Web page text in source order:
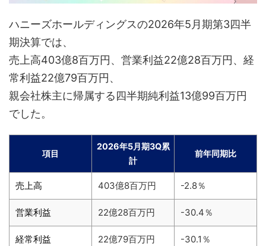
ハニーズホールディングスの2026年5月期第3四半
期決算では、
売上高403億8百万円、営業利益22億28百万円、経
常利益22億79百万円、
親会社株主に帰属する四半期純利益13億99百万円
でした。
項目
2026年5月期3Q累
計
前年同期比
売上高 403億8百万円 -2.8％
営業利益 22億28百万円 -30.4％
経常利益 22億79百万円 -30.1％